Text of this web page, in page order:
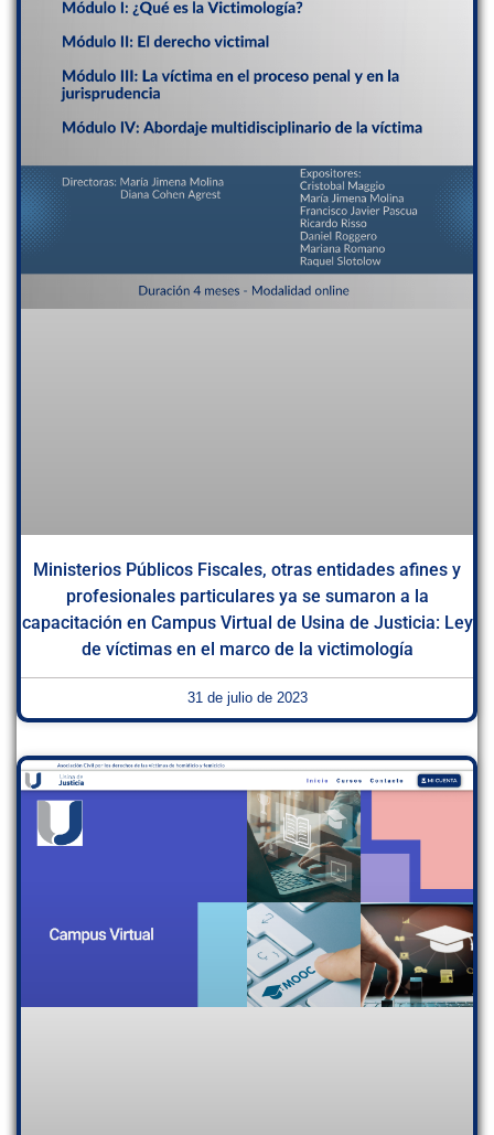
Ministerios Públicos Fiscales, otras entidades afines y
profesionales particulares ya se sumaron a la
capacitación en Campus Virtual de Usina de Justicia: Ley
de víctimas en el marco de la victimología
31 de julio de 2023